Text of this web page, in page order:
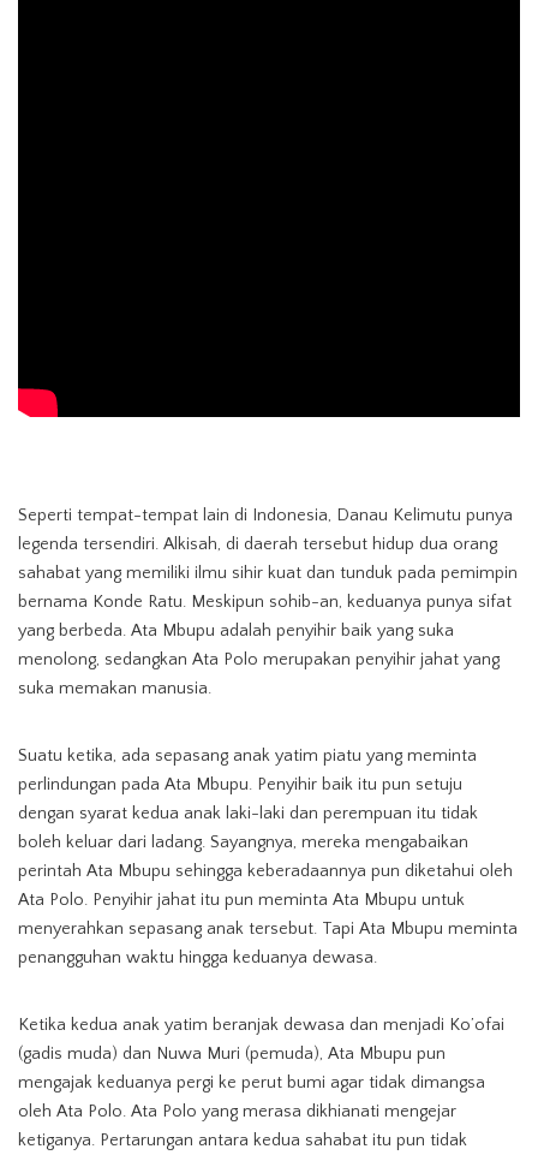
Seperti tempat-tempat lain di Indonesia, Danau Kelimutu punya
legenda tersendiri. Alkisah, di daerah tersebut hidup dua orang
sahabat yang memiliki ilmu sihir kuat dan tunduk pada pemimpin
bernama Konde Ratu. Meskipun sohib-an, keduanya punya sifat
yang berbeda. Ata Mbupu adalah penyihir baik yang suka
menolong, sedangkan Ata Polo merupakan penyihir jahat yang
suka memakan manusia.
Suatu ketika, ada sepasang anak yatim piatu yang meminta
perlindungan pada Ata Mbupu. Penyihir baik itu pun setuju
dengan syarat kedua anak laki-laki dan perempuan itu tidak
boleh keluar dari ladang. Sayangnya, mereka mengabaikan
perintah Ata Mbupu sehingga keberadaannya pun diketahui oleh
Ata Polo. Penyihir jahat itu pun meminta Ata Mbupu untuk
menyerahkan sepasang anak tersebut. Tapi Ata Mbupu meminta
penangguhan waktu hingga keduanya dewasa.
Ketika kedua anak yatim beranjak dewasa dan menjadi Ko’ofai
(gadis muda) dan Nuwa Muri (pemuda), Ata Mbupu pun
mengajak keduanya pergi ke perut bumi agar tidak dimangsa
oleh Ata Polo. Ata Polo yang merasa dikhianati mengejar
ketiganya. Pertarungan antara kedua sahabat itu pun tidak